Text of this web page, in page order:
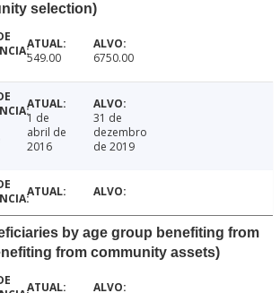
selection)
549.00 6750.00
1 de
abril de
2016
31 de
dezembro
de 2019
by age group benefiting from
from community assets)